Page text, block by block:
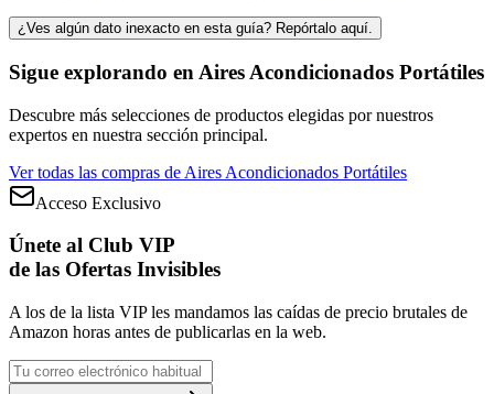
¿Ves algún dato inexacto en esta guía? Repórtalo aquí.
Sigue explorando en Aires Acondicionados Portátiles
Descubre más selecciones de productos elegidas por nuestros
expertos en nuestra sección principal.
Ver todas las compras de Aires Acondicionados Portátiles
Acceso Exclusivo
Únete al Club VIP
de las Ofertas Invisibles
A los de la lista VIP les mandamos las caídas de precio brutales de
Amazon horas antes de publicarlas en la web.